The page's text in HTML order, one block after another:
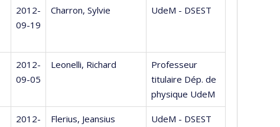
2012-
09-19
Charron, Sylvie UdeM - DSEST
2012-
09-05
Leonelli, Richard
Professeur
titulaire Dép. de
physique UdeM
2012-
Flerius, Jeansius UdeM - DSEST